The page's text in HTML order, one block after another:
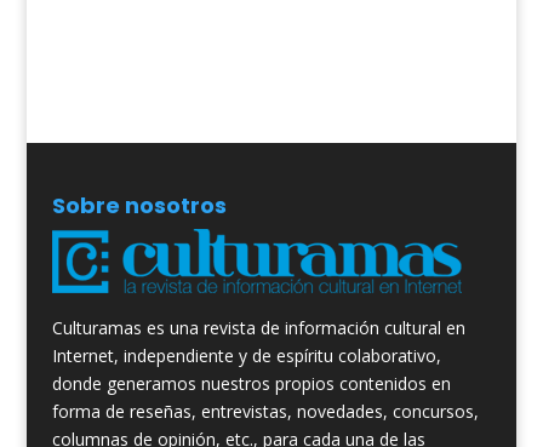
Sobre nosotros
Culturamas es una revista de información cultural en
Internet, independiente y de espíritu colaborativo,
donde generamos nuestros propios contenidos en
forma de reseñas, entrevistas, novedades, concursos,
columnas de opinión, etc., para cada una de las